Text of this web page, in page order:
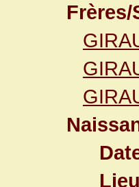
Frères/
Lieu